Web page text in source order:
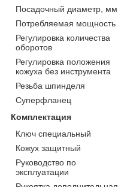
Посадочный диаметр, мм
Потребляемая мощность
Регулировка количества
оборотов
Регулировка положения
кожуха без инструмента
Резьба шпинделя
Суперфланец
Комплектация
Ключ специальный
Кожух защитный
Руководство по
эксплуатации